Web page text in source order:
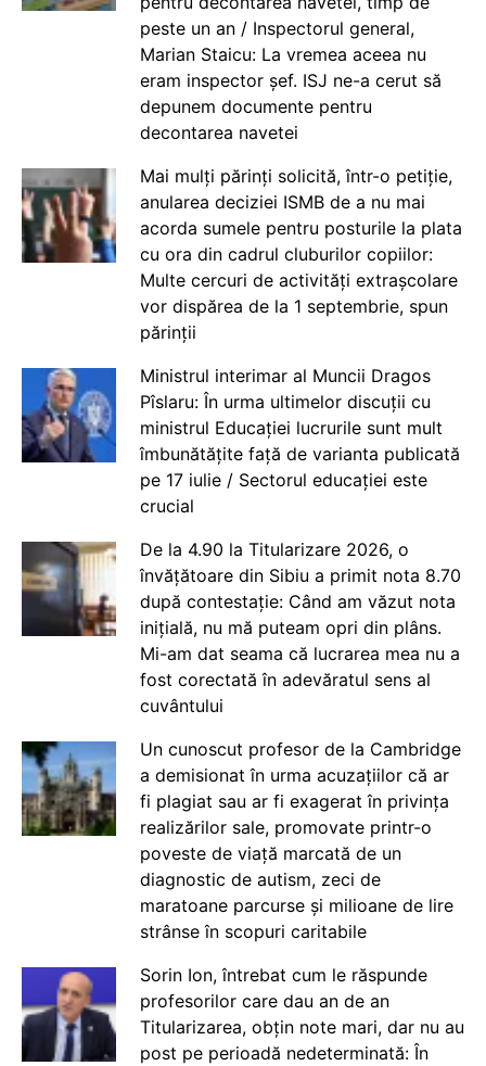
peste un an / Inspectorul general,
Marian Staicu: La vremea aceea nu
eram inspector șef. ISJ ne-a cerut să
depunem documente pentru
decontarea navetei
Mai mulți părinți solicită, într-o petiție,
anularea deciziei ISMB de a nu mai
acorda sumele pentru posturile la plata
cu ora din cadrul cluburilor copiilor:
Multe cercuri de activități extrașcolare
vor dispărea de la 1 septembrie, spun
părinții
Ministrul interimar al Muncii Dragos
Pîslaru: În urma ultimelor discuții cu
ministrul Educației lucrurile sunt mult
îmbunătățite față de varianta publicată
pe 17 iulie / Sectorul educației este
crucial
De la 4.90 la Titularizare 2026, o
învățătoare din Sibiu a primit nota 8.70
după contestație: Când am văzut nota
inițială, nu mă puteam opri din plâns.
Mi-am dat seama că lucrarea mea nu a
fost corectată în adevăratul sens al
cuvântului
Un cunoscut profesor de la Cambridge
a demisionat în urma acuzațiilor că ar
fi plagiat sau ar fi exagerat în privința
realizărilor sale, promovate printr-o
poveste de viață marcată de un
diagnostic de autism, zeci de
maratoane parcurse și milioane de lire
strânse în scopuri caritabile
Sorin Ion, întrebat cum le răspunde
profesorilor care dau an de an
Titularizarea, obțin note mari, dar nu au
post pe perioadă nedeterminată: În